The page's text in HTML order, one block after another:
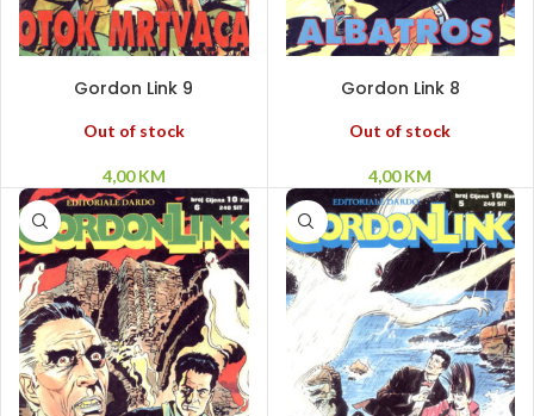
Gordon Link 9
Out of stock
4,00KM
Gordon Link 8
Out of stock
4,00KM